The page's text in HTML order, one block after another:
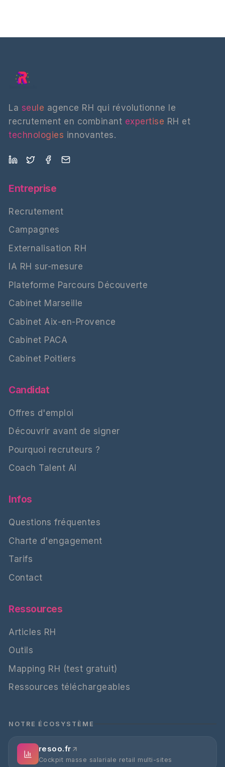
La seule agence RH qui révolutionne le
recrutement en combinant expertise RH et
technologies innovantes.
Entreprise
Recrutement
Campagnes
Externalisation RH
IA RH sur-mesure
Plateforme Parcours Découverte
Cabinet Marseille
Cabinet Aix-en-Provence
Cabinet PACA
Cabinet Poitiers
Candidat
Offres d'emploi
Découvrir avant de signer
Pourquoi recruteurs ?
Coach Talent AI
Infos
Questions fréquentes
Charte d'engagement
Tarifs
Contact
Ressources
Articles RH
Outils
Mapping RH (test gratuit)
Ressources téléchargeables
NOTRE ÉCOSYSTÈME
resoo.fr
Cockpit masse salariale retail multi-sites